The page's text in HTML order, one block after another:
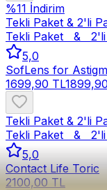
%11 İndirim
Tekli Paket & 2'li
Tekli Paket   &
5,0
SofLens for
1699,90 TL
Tekli Paket & 2'li
Tekli Paket   &
5,0
Contact Life Toric
2100,00 TL